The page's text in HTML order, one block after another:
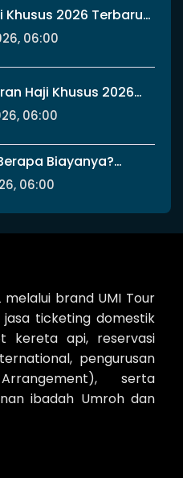
Khusus 2026 Terbaru
Tarif Resmi
Komponen Logistik,
Daftar Aman
06:00
Haji Khusus 2026
Biayanya? Ini
Kemenag dan
Bersama
06:00
Biayanya?
Resmi Kemenag
Fasilitas, dan
Aman
Travel
06:00
melalui brand UMI Tour
ticketing domestik
kereta api, reservasi
pengurusan
serta
ibadah Umroh dan